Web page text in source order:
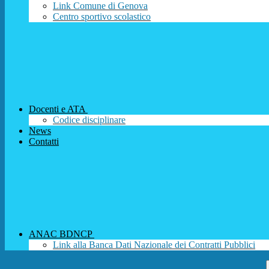
Link Comune di Genova
Centro sportivo scolastico
Docenti e ATA
Codice disciplinare
News
Contatti
ANAC BDNCP
Link alla Banca Dati Nazionale dei Contratti Pubblici